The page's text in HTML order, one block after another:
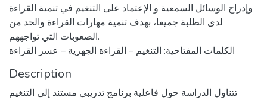
وإدراج الوسائل السمعية و الإعتماد على التنغيم في تنمية القراءة
لدى الطلبة جميعا، بهدف تنمية مهارات القراءة والحد من
الصعوبات التي تواجههم.
الكلمات المفتاحية: التنغيم – القراءة الجهرية – عسر القراءة
Description
تتناول الدراسة حول فاعلية برنامج تدريبي مستند إلى التنغيم